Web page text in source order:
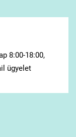
8:00-18:00,
ügyelet